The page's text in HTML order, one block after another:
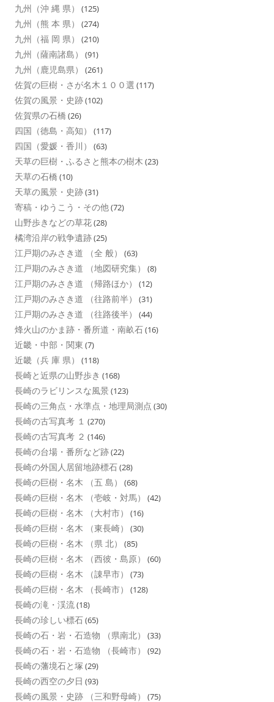
九州（沖 縄 県） (125)
九州（熊 本 県） (274)
九州（福 岡 県） (210)
九州（薩南諸島） (91)
九州（鹿児島県） (261)
佐賀の巨樹・さが名木１００選 (117)
佐賀の風景・史跡(102)
佐賀県の石橋 (26)
四国（徳島・高知） (117)
四国（愛媛・香川） (63)
天草の巨樹・ふるさと熊本の樹木 (23)
天草の石橋 (10)
天草の風景・史跡(31)
寄稿・ゆうこう・その他(72)
山野歩きなどの草花(28)
橘湾沿岸の戦争遺跡(25)
江戸期のみさき道 （全 般） (63)
江戸期のみさき道 （地図研究集） (8)
江戸期のみさき道 （帰路ほか） (12)
江戸期のみさき道 （往路前半） (31)
江戸期のみさき道 （往路後半） (44)
烽火山のかま跡・番所道・南畝石(16)
近畿・中部・関東 (7)
近畿（兵 庫 県） (118)
長崎と近県の山野歩き (168)
長崎のラビリンスな風景 (123)
長崎の三角点・水準点・地理局測点 (30)
長崎の古写真考 １ (270)
長崎の古写真考 ２ (146)
長崎の台場・番所など跡(22)
長崎の外国人居留地跡標石(28)
長崎の巨樹・名木 （五 島） (68)
長崎の巨樹・名木 （壱岐・対馬） (42)
長崎の巨樹・名木 （大村市） (16)
長崎の巨樹・名木 （東長崎） (30)
長崎の巨樹・名木 （県 北） (85)
長崎の巨樹・名木 （西彼・島原） (60)
長崎の巨樹・名木 （諌早市） (73)
長崎の巨樹・名木 （長崎市） (128)
長崎の滝・渓流(18)
長崎の珍しい標石(65)
長崎の石・岩・石造物 （県南北） (33)
長崎の石・岩・石造物 （長崎市） (92)
長崎の藩境石と塚 (29)
長崎の西空の夕日 (93)
長崎の風景・史跡 （三和野母崎） (75)